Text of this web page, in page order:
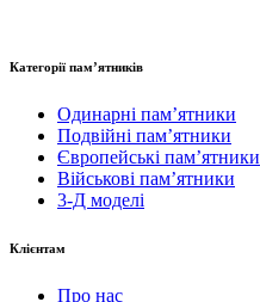
Категорії пам’ятників
Одинарні пам’ятники
Подвійні пам’ятники
Європейські пам’ятники
Військові пам’ятники
3-Д моделі
Клієнтам
Про нас